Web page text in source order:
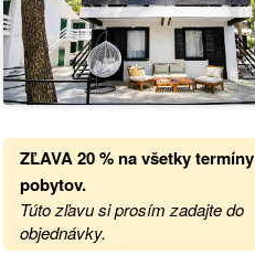
ZĽAVA 20 % navšetky termíny
pobytov.
Túto zľavu si prosím zadajte do
objednávky.